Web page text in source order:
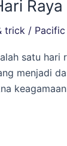
trick /
satu
menjadi